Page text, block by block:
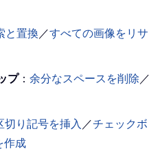
と置換／すべての画像をリサ
プ： 余分なスペースを削除 ／
切り記号を挿入 ／チェックボ
作成